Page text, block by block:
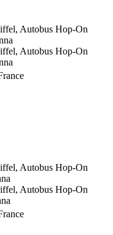
Autobus Hop-On
Autobus Hop-On
Autobus Hop-On
Autobus Hop-On